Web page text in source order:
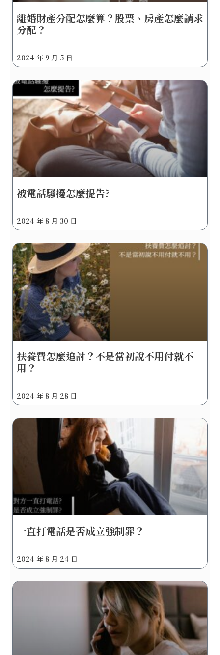
離婚財產分配怎麼算？股票、房產怎麼請求
分配？
2024 年 9 月 5 日
被電話騷擾怎麼提告?
2024 年 8 月 30 日
扶養費怎麼追討？不是當初說不用付就不
用？
2024 年 8 月 28 日
一直打電話是否成立強制罪？
2024 年 8 月 24 日